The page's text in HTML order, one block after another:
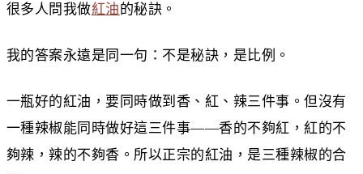
很多人問我做紅油的秘訣。
我的答案永遠是同一句：不是秘訣，是比例。
一瓶好的紅油，要同時做到香、紅、辣三件事。但沒有
一種辣椒能同時做好這三件事——香的不夠紅，紅的不
夠辣，辣的不夠香。所以正宗的紅油，是三種辣椒的合